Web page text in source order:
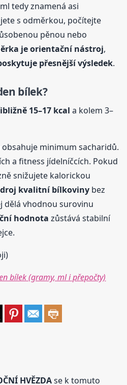
tedy znamená asi
s odměrkou, počítejte
pěnou nebo
je orientační nástroj,
přesnější výsledek.
bílek?
15–17 kcal a kolem 3–
minimum sacharidů.
a fitness jídelníčcích. Pokud
snižujete kalorickou
kvalitní bílkoviny bez
dělá vhodnou surovinu
hodnota zůstává stabilní
bílek (gramy, ml i přepočty)
HVĚZDAse k tomuto